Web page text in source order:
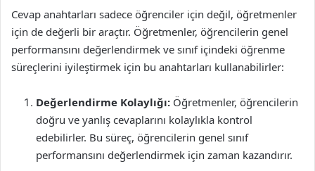
Cevap anahtarları sadece öğrenciler için değil, öğretmenler
için de değerli bir araçtır. Öğretmenler, öğrencilerin genel
performansını değerlendirmek ve sınıf içindeki öğrenme
süreçlerini iyileştirmek için bu anahtarları kullanabilirler:
Değerlendirme Kolaylığı: Öğretmenler, öğrencilerin
doğru ve yanlış cevaplarını kolaylıkla kontrol
edebilirler. Bu süreç, öğrencilerin genel sınıf
performansını değerlendirmek için zaman kazandırır.